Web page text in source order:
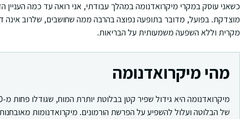
כשאני עוסק במקרי מיקרואדנומה במהלך עבודתי, אני רואה עד כמה העניין
מוצדקת. בפועל, מדובר בתופעה נפוצה בהרבה ממה שחושבים, שלרוב אינה
מקרית וללא השפעה משמעותית על הבריאות.
מהי מיקרואדנומה